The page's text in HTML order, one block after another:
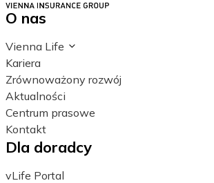
O nas
Vienna Life
Kariera
Zrównoważony rozwój
Aktualności
Centrum prasowe
Kontakt
Dla doradcy
vLife Portal